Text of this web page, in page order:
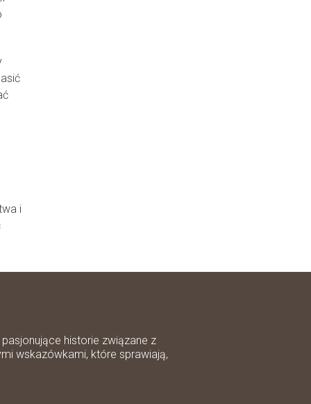
i
historie związane z
wskazówkami, które sprawiają,